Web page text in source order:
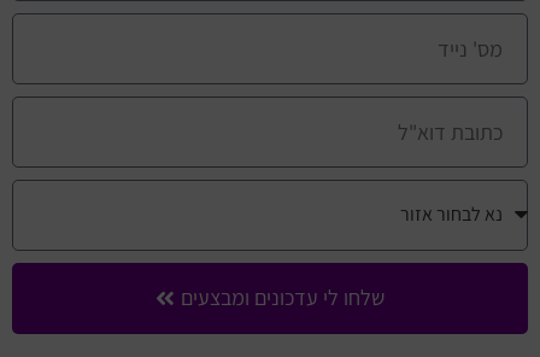
שלחו לי עדכונים ומבצעים